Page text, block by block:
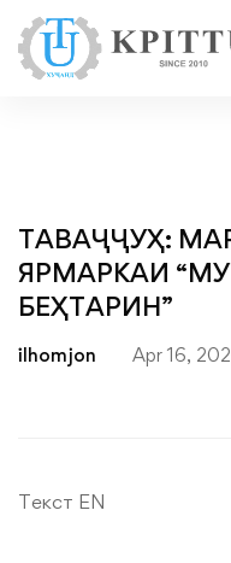
ТАВАҶҶУҲ:
ЯРМАРКАИ
БЕҲТАРИН”
ilhomjon Apr 16,
Текст EN